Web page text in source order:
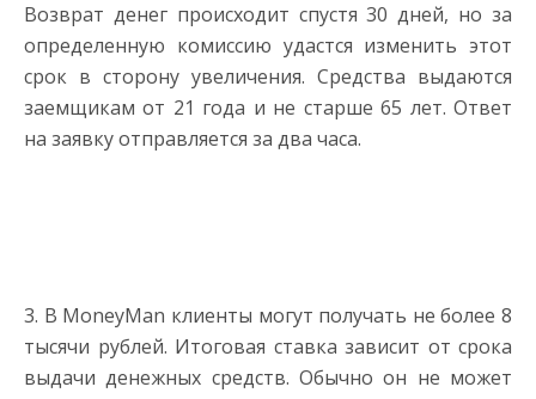
Возврат денег происходит спустя 30 дней, но за
определенную комиссию удастся изменить этот
срок в сторону увеличения. Средства выдаются
заемщикам от 21 года и не старше 65 лет. Ответ
на заявку отправляется за два часа.
3. В MoneyMan клиенты могут получать не более 8
тысячи рублей. Итоговая ставка зависит от срока
выдачи денежных средств. Обычно он не может